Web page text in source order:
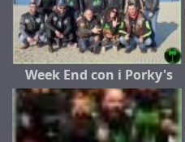
Week End con i Porky's